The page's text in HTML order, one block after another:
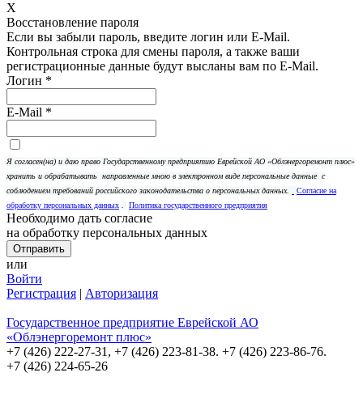
X
Восстановление пароля
Если вы забыли пароль, введите логин или E-Mail.
Контрольная строка для смены пароля, а также ваши
регистрационные данные будут высланы вам по E-Mail.
Логин *
E-Mail *
Я согласен(на) и даю право Государственному предприятию Еврейской АО «Облэнергоремонт плюс»
хранить и обрабатывать направленные мною в электронном виде персональные данные с
соблюдением требований российского законодательства о персональных данных.
Согласие на
обработку персональных данных
Политика государственного предприятия
Необходимо дать согласие
на обработку персональных данных
или
Войти
Регистрация | Авторизация
Государственное предприятие Еврейской АО
«Облэнергоремонт плюс»
+7 (426) 222-27-31, +7 (426) 223-81-38. +7 (426) 223-86-76.
+7 (426) 224-65-26